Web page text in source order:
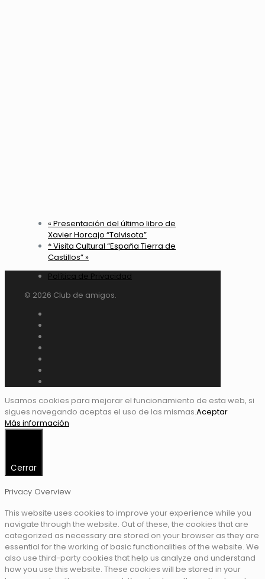
« Presentación del último libro de
Xavier Horcajo “Talvisota”
* Visita Cultural “España Tierra de
Castillos” »
Política de Privacidad
© 2026 Club de amigos.
Usamos cookies para mejorar el funcionamiento de esta web, si
sigues navegando aceptas el uso de las mismas.Aceptar
Más información
Cerrar
Privacy Overview
This website uses cookies to improve your experience while you
navigate through the website. Out of these, the cookies that are
categorized as necessary are stored on your browser as they are
essential for the working of basic functionalities of the website. We
also use third-party cookies that help us analyze and understand
how you use this website. These cookies will be stored in your